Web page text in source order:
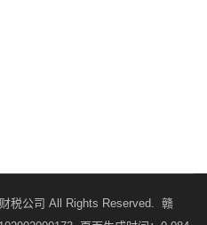
税公司 All Rights Reserved. 赣